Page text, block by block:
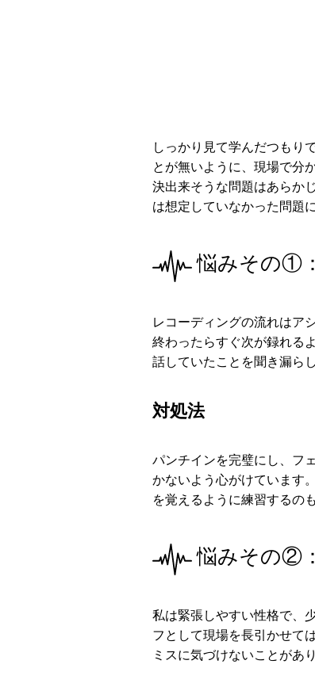
しっかり見て学んだつもり
とが無いように、現場で分
決出来そうな問題はあらか
は想定していなかった問題
悩みその①
レコーディングの流れはア
終わったらすぐ次が録れる
話していたことを聞き漏ら
対処法
パンチインを完璧にし、フ
かないよう心がけています
を覚えるように練習するの
悩みその②
私は緊張しやすい性格で、
フとして現場を長引かせて
ミスに気づけないことがあ